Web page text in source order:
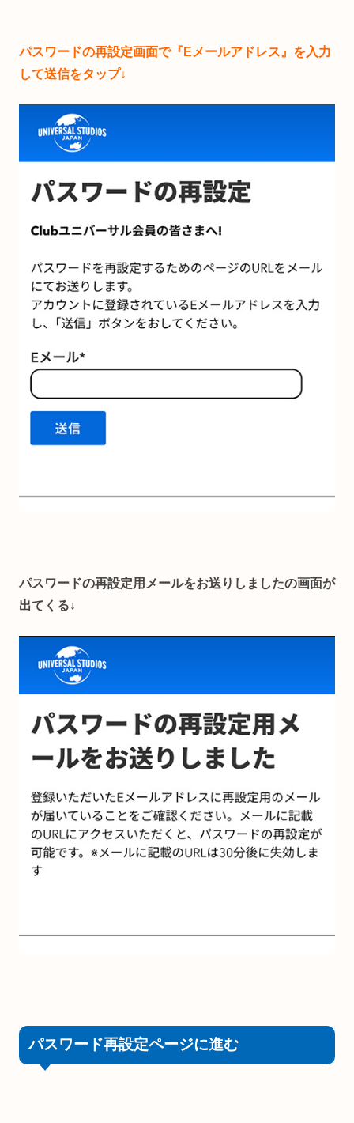
パスワードの再設定画面で『Eメールアドレス』を入力
して送信をタップ↓
パスワードの再設定用メールをお送りしましたの画面が
出てくる↓
パスワード再設定ページに進む